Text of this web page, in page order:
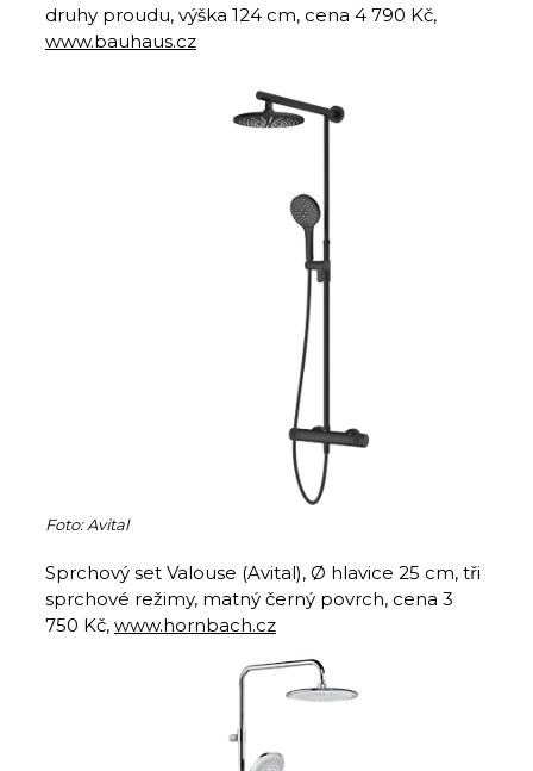
druhy proudu, výška 124 cm, cena 4 790 Kč,
www.bauhaus.cz
Foto: Avital
Sprchový set Valouse (Avital), Ø hlavice 25 cm, tři
sprchové režimy, matný černý povrch, cena 3
750 Kč, www.hornbach.cz